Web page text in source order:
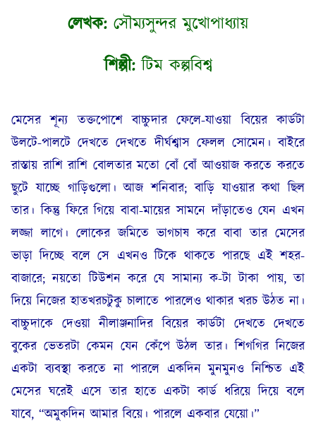
লেখক: সৌম্যসুন্দর মুখোপাধ্যায়
শিল্পী:টিম কল্পবিশ্ব
মেসের শূন্য তক্তপোশে বাচ্চুদার ফেলে-যাওয়া বিয়ের কার্ডটা
উলটে-পালটে দেখতে দেখতে দীর্ঘশ্বাস ফেলল সোমেন। বাইরে
রাস্তায় রাশি রাশি বোলতার মতো বোঁ বোঁ আওয়াজ করতে করতে
ছুটে যাচ্ছে গাড়িগুলো। আজ শনিবার; বাড়ি যাওয়ার কথা ছিল
তার। কিন্তু ফিরে গিয়ে বাবা-মায়ের সামনে দাঁড়াতেও যেন এখন
লজ্জা লাগে। লোকের জমিতে ভাগচাষ করে বাবা তার মেসের
ভাড়া দিচ্ছে বলে সে এখনও টিকে থাকতে পারছে এই শহর-
বাজারে; নয়তো টিউশন করে যে সামান্য ক-টা টাকা পায়, তা
দিয়ে নিজের হাতখরচটুকু চালাতে পারলেও থাকার খরচ উঠত না।
বাচ্চুদাকে দেওয়া নীলাঞ্জনাদির বিয়ের কার্ডটা দেখতে দেখতে
বুকের ভেতরটা কেমন যেন কেঁপে উঠল তার। শিগগির নিজের
একটা ব্যবস্থা করতে না পারলে একদিন মুনমুনও নিশ্চিত এই
মেসের ঘরেই এসে তার হাতে একটা কার্ড ধরিয়ে দিয়ে বলে
যাবে, “অমুকদিন আমার বিয়ে। পারলে একবার যেয়ো।”